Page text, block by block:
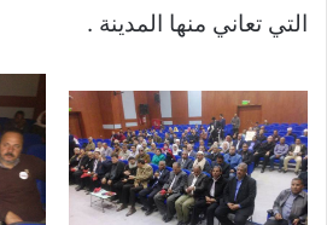
التي تعاني منها المدينة .